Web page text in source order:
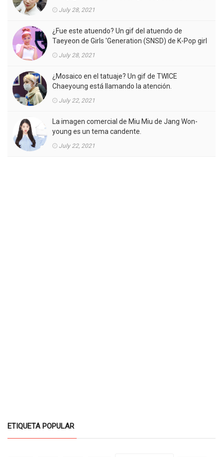
July 28, 2021
¿Fue este atuendo? Un gif del atuendo de
Taeyeon de Girls 'Generation (SNSD) de K-Pop girl
July 28, 2021
¿Mosaico en el tatuaje? Un gif de TWICE
Chaeyoung está llamando la atención.
July 22, 2021
La imagen comercial de Miu Miu de Jang Won-
young es un tema candente.
July 22, 2021
ETIQUETA POPULAR